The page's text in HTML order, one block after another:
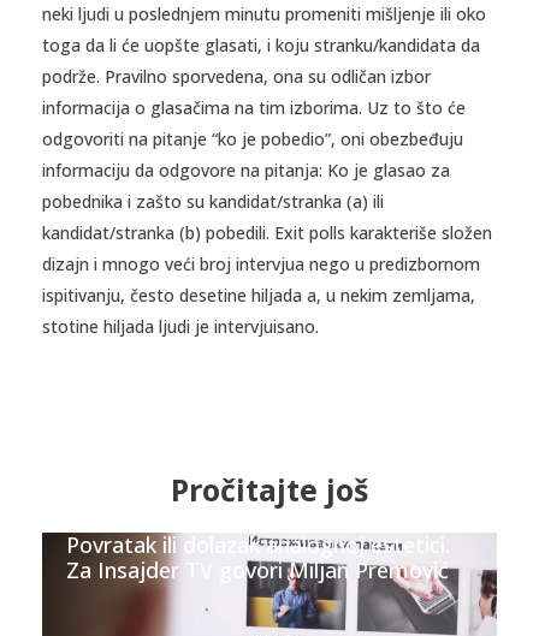
neki ljudi u poslednjem minutu promeniti mišljenje ili oko
toga da li će uopšte glasati, i koju stranku/kandidata da
podrže. Pravilno sporvedena, ona su odličan izbor
informacija o glasačima na tim izborima. Uz to što će
odgovoriti na pitanje “ko je pobedio”, oni obezbeđuju
informaciju da odgovore na pitanja: Ko je glasao za
pobednika i zašto su kandidat/stranka (a) ili
kandidat/stranka (b) pobedili. Exit polls karakteriše složen
dizajn i mnogo veći broj intervjua nego u predizbornom
ispitivanju, često desetine hiljada a, u nekim zemljama,
stotine hiljada ljudi je intervjuisano.
Pročitajte još
Povratak ili dolazak analognoj estetici.
Za Insajder TV govori Miljan Premović